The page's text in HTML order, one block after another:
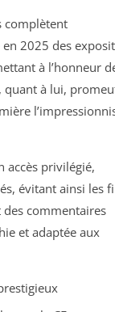
complètent
2025 des
à l’honneur
quant à lui,
accès privilégié,
évitant ainsi les
des commentaires
et adaptée aux